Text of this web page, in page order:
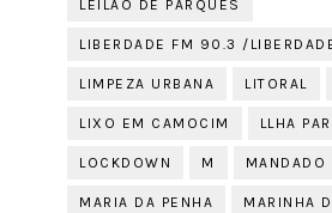
LEILÃO DE PARQUES
LIBERDADE FM 90.3 /
LIMPEZA URBANA LITORAL
LIXO EM CAMOCIM LLHA
LOCKDOWN M MANDADO
MARIA DA PENHA MARINHA